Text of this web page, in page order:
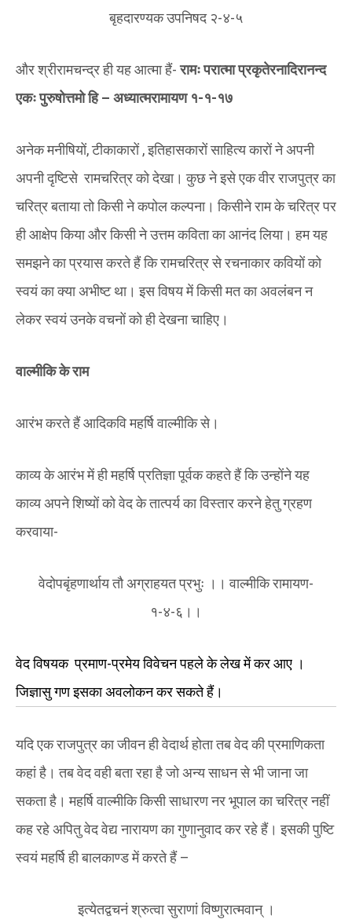
बृहदारण्यक उपनिषद २-४-५
और श्रीरामचन्द्र ही यह आत्मा हैं-रामः परात्मा प्रकृतेरनादिरानन्द
एकः पुरुषोत्तमो हि – अध्यात्मरामायण १-१-१७
अनेक मनीषियों, टीकाकारों , इतिहासकारों साहित्य कारों ने अपनी
अपनी दृष्टिसे रामचरित्र को देखा। कुछ ने इसे एक वीर राजपुत्र का
चरित्र बताया तो किसी ने कपोल कल्पना। किसीने राम के चरित्र पर
ही आक्षेप किया और किसी ने उत्तम कविता का आनंद लिया।‌ हम यह
समझने का प्रयास करते हैं कि रामचरित्र से रचनाकार कवियों को
स्वयं का क्या अभीष्ट था। इस विषय में किसी मत का अवलंबन न
लेकर स्वयं उनके वचनों को ही देखना चाहिए।
वाल्मीकि के राम
आरंभ करते हैं आदिकवि महर्षि वाल्मीकि से।
काव्य के आरंभ में ही महर्षि प्रतिज्ञा पूर्वक कहते हैं कि उन्होंने यह
काव्य अपने शिष्यों को वेद के तात्पर्य का विस्तार करने हेतु ग्रहण
करवाया-
वेदोपबृंहणार्थाय तौ अग्राहयत प्रभुः ।। वाल्मीकि रामायण-
१-४-६।।
वेद विषयक प्रमाण-प्रमेय विवेचन पहले के लेख में कर आए ।
जिज्ञासु गण इसका अवलोकन कर सकते हैं।
यदि एक राजपुत्र का जीवन ही वेदार्थ होता तब वेद की प्रमाणिकता
कहां है। तब वेद वही बता रहा है जो अन्य साधन से भी जाना जा
सकता है। महर्षि वाल्मीकि किसी साधारण नर भूपाल का चरित्र नहीं
कह रहे अपितु वेद वेद्य नारायण का गुणानुवाद कर रहे हैं। इसकी पुष्टि
स्वयं महर्षि ही बालकाण्ड में करते हैं –
इत्येतद्वचनं श्रुत्वा सुराणां विष्णुरात्मवान् ।